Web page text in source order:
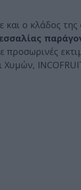
ο κλάδος της
Χυμών,